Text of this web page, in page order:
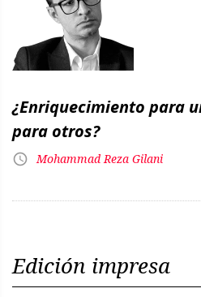
¿Enriquecimiento para
para otros?
Mohammad Reza Gilani
Edición impresa